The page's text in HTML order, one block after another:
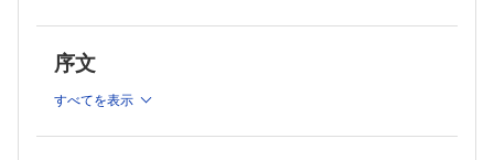
・同一成分でも剤形によって使用回数が異なるのはなぜ？（島﨑
学）
・貼付剤を長時間貼ると放出速度は下がる？ 効果は変わらない？（島
・開封後はなるべく早く使用してっていうけど実際どれくらい？（島﨑
≫ 「薬局」最新号・バックナンバーはこちら
※本製品はPCでの閲覧も可能です。
「購入済ライセンス一覧」よりオンライン環境でPDF版をご覧い
序文
すべてを表示